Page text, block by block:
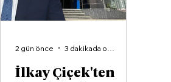
İlkay Çiçek'ten
2 gün önce